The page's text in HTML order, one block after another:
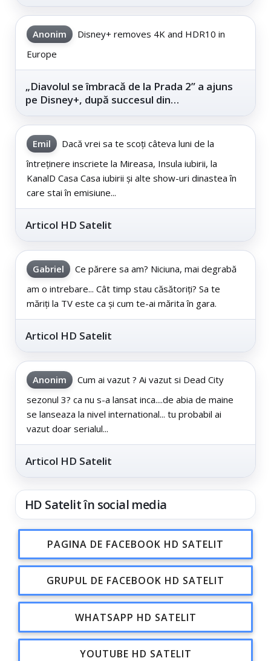
Anonim
Disney+ removes 4K and HDR10 in
Europe
„Diavolul se îmbracă de la Prada 2” a ajuns
pe Disney+, după succesul din
Emil
Dacă vrei sa te scoți câteva luni de la
întreținere inscriete la Mireasa, Insula iubirii, la
KanalD Casa Casa iubirii și alte show-uri dinastea în
care stai în emisiune...
Articol HD Satelit
Gabriel
Ce părere sa am? Niciuna, mai degrabă
am o intrebare... Cât timp stau căsătoriți? Sa te
măriți la TV este ca și cum te-ai mărita în gara.
Articol HD Satelit
Anonim
Cum ai vazut ? Ai vazut si Dead City
sezonul 3? ca nu s-a lansat inca....de abia de maine
se lanseaza la nivel international... tu probabil ai
vazut doar serialul...
Articol HD Satelit
HD Satelit în social media
PAGINA DE FACEBOOK HD SATELIT
GRUPUL DE FACEBOOK HD SATELIT
WHATSAPP HD SATELIT
YOUTUBE HD SATELIT